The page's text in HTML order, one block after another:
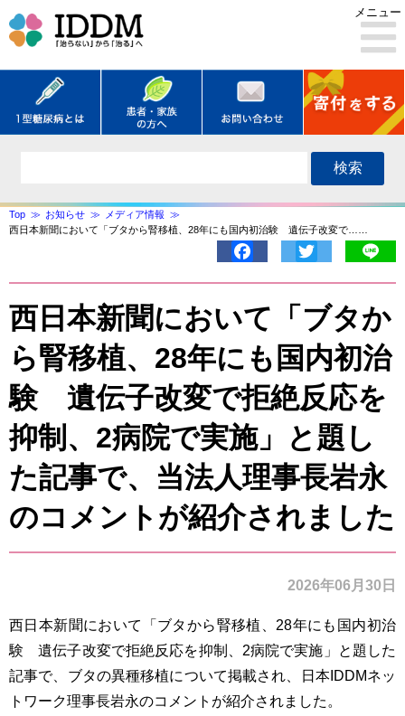
メニュー
検索
Top お知らせ
メディア情報
西日本新聞において「ブタから腎移植、28年にも国内初治験 遺伝子改変で……
Facebook
西日本新聞において「ブタか
ら腎移植、28年にも国内初治
験 遺伝子改変で拒絶反応を
抑制、2病院で実施」と題し
た記事で、当法人理事長岩永
のコメントが紹介されました
2026年06月30日
西日本新聞において「ブタから腎移植、28年にも国内初治
験 遺伝子改変で拒絶反応を抑制、2病院で実施」と題した
記事で、ブタの異種移植について掲載され、日本IDDMネッ
トワーク理事長岩永のコメントが紹介されました。